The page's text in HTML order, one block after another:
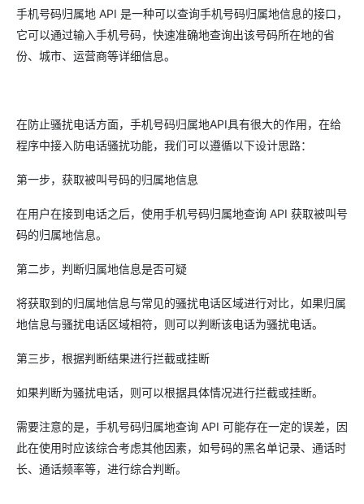
手机号码归属地 API 是一种可以查询手机号码归属地信息的接口，
它可以通过输入手机号码，快速准确地查询出该号码所在地的省
份、城市、运营商等详细信息。
在防止骚扰电话方面，手机号码归属地API具有很大的作用，在给
程序中接入防电话骚扰功能，我们可以遵循以下设计思路：
第一步，获取被叫号码的归属地信息
在用户在接到电话之后，使用手机号码归属地查询 API 获取被叫号
码的归属地信息。
第二步，判断归属地信息是否可疑
将获取到的归属地信息与常见的骚扰电话区域进行对比，如果归属
地信息与骚扰电话区域相符，则可以判断该电话为骚扰电话。
第三步，根据判断结果进行拦截或挂断
如果判断为骚扰电话，则可以根据具体情况进行拦截或挂断。
需要注意的是，手机号码归属地查询 API 可能存在一定的误差，因
此在使用时应该综合考虑其他因素，如号码的黑名单记录、通话时
长、通话频率等，进行综合判断。